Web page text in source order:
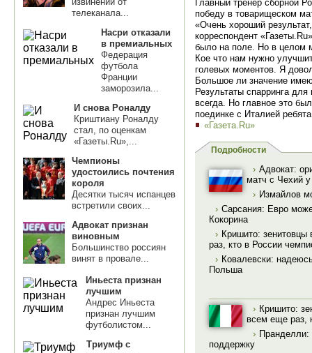
телеканала...
Насри отказали
в премиальных
Федерация
футбола
Франции
заморозила...
И снова Роналду
Криштиану Роналду
стал, по оценкам
«Газеты.Ru»,...
Чемпионы
удостоились почтения
короля
Десятки тысяч испанцев
встретили своих...
Адвокат признан
виновным
Большинство россиян
винят в провале...
Иньеста признан
лучшим
Андрес Иньеста
признан лучшим
футболистом...
Триумф с
Главный тренер сборной
победу в товарищеском
«Очень хороший
корреспондент
было на поле. Но в целом
Кое что нам нужно
голевых моментов. Я
Большое ли значение
Результаты спарринга
всегда. Но главное это
поединке с Италией
«Газета.Ru»
Подробности
› Адвокат:
матч с Чехий
› Измайлов
› Сарсания: Евро
Кокорина
› Кришито:
раз, кто в России
› Ковалевски:
Польша
› Кришито:
всем еще раз,
› Пранделли:
поддержку